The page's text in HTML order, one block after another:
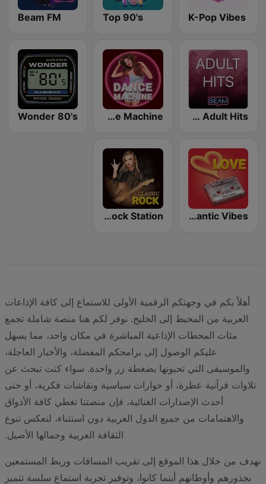
K-Pop Vibes
Top 90's
Beam FM
Beam FM - Adult Hits
Dance Machine
Wonder 80's
Romantic Vibes
Classic Rock Station
أهلاً بكم في وجهتكم الرقمية الأولى للاستماع إلى كافة الإذاعات
العربية من المحيط إلى الخليج. نوفر لكم هنا منصة شاملة تجمع
مئات المحطات الإذاعية المباشرة في مكان واحد، مما يسهل
عليكم الوصول إلى برامجكم المفضلة، والأخبار العاجلة،
والموسيقى التي تحبونها بضغطة زر واحدة. سواء كنت تبحث عن
تلاوات قرآنية عطرة، أو حوارات سياسية ونقاشات فكرية، أو حتى
أحدث الإصدارات الغنائية، فإن منصتنا تغطي كافة الأذواق
والاهتمامات من جميع الدول العربية دون استثناء، لتعكس تنوع
الثقافة العربية وجمالها الأصيل.
نهدف من خلال هذا الموقع إلى تقريب المسافات وربط المستمعين
بجذورهم وأوطانهم أينما كانوا، وتوفير تجربة استماع سلسة تتميز